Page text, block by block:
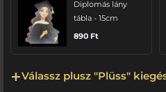
Diplomás lány
tábla - 15cm
890 Ft
Válassz plusz "Plüss"